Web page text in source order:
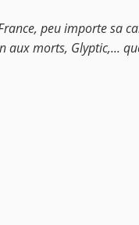
peu importe sa
morts, Glyptic,...